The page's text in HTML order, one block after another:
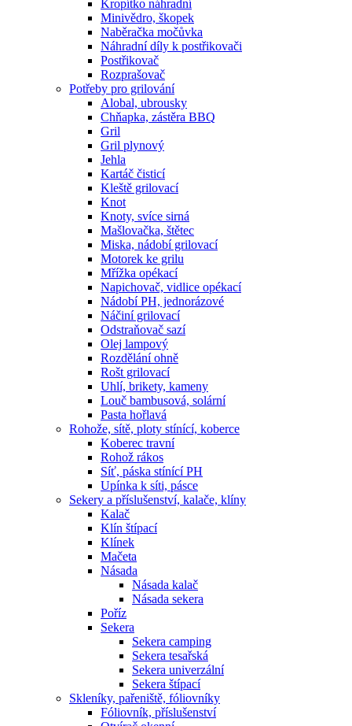
Kropítko náhradní
Minivědro, škopek
Naběračka močůvka
Náhradní díly k postřikovači
Postřikovač
Rozprašovač
Potřeby pro grilování
Alobal, ubrousky
Chňapka, zástěra BBQ
Gril
Gril plynový
Jehla
Kartáč čisticí
Kleště grilovací
Knot
Knoty, svíce sirná
Mašlovačka, štětec
Miska, nádobí grilovací
Motorek ke grilu
Mřížka opékací
Napichovač, vidlice opékací
Nádobí PH, jednorázové
Náčiní grilovací
Odstraňovač sazí
Olej lampový
Rozdělání ohně
Rošt grilovací
Uhlí, brikety, kameny
Louč bambusová, solární
Pasta hořlavá
Rohože, sítě, ploty stínící, koberce
Koberec travní
Rohož rákos
Síť, páska stínící PH
Upínka k síti, pásce
Sekery a příslušenství, kalače, klíny
Kalač
Klín štípací
Klínek
Mačeta
Násada
Násada kalač
Násada sekera
Poříz
Sekera
Sekera camping
Sekera tesařská
Sekera univerzální
Sekera štípací
Skleníky, pařeniště, fóliovníky
Fóliovník, příslušenství